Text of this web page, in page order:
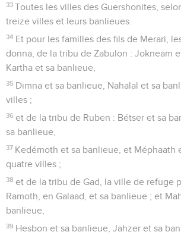
33 Toutes les villes des Guershonites,
treize villes et leurs banlieues.
34 Et pour les familles des fils de Merari,
donna, de la tribu de Zabulon : Jokneam
Kartha et sa banlieue,
35 Dimna et sa banlieue, Nahalal et sa
villes ;
36 et de la tribu de Ruben : Bétser et sa
sa banlieue,
37 Kedémoth et sa banlieue, et Méphaath
quatre villes ;
38 et de la tribu de Gad, la ville de refuge
Ramoth, en Galaad, et sa banlieue ; et
banlieue,
39 Hesbon et sa banlieue, Jahzer et sa